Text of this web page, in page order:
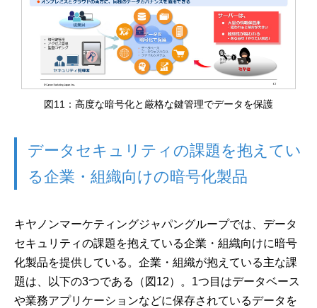
図11：高度な暗号化と厳格な鍵管理でデータを保護
データセキュリティの課題を抱えてい
る企業・組織向けの暗号化製品
キヤノンマーケティングジャパングループでは、データ
セキュリティの課題を抱えている企業・組織向けに暗号
化製品を提供している。企業・組織が抱えている主な課
題は、以下の3つである（図12）。1つ目はデータベース
や業務アプリケーションなどに保存されているデータを